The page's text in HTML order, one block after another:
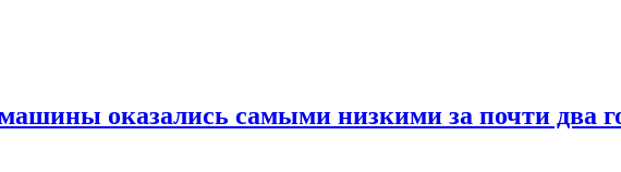
оказались самыми низкими за почти два